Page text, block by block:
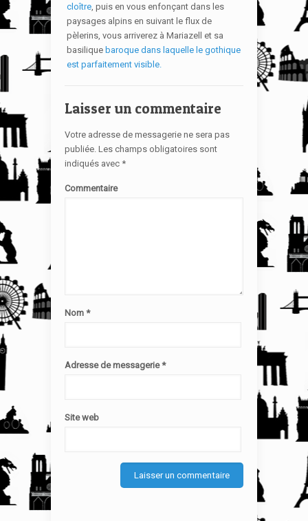
cloître, puis en vous enfonçant dans les
paysages alpins en suivant le flux de
pèlerins, vous arriverez à Mariazell et sa
basilique baroque dans laquelle le gothique
est parfaitement visible.
Laisser un commentaire
Votre adresse de messagerie ne sera pas
publiée. Les champs obligatoires sont
indiqués avec *
Commentaire
Nom *
Adresse de messagerie*
Site web